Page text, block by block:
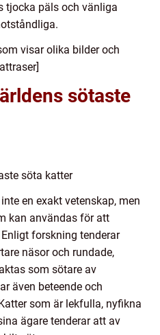
tjocka päls och vänliga
visar olika bilder och
sötaste
söta katter
en exakt vetenskap, men
kan användas för att
forskning tenderar
näsor och rundade,
som sötare av
även beteende och
som är lekfulla, nyfikna
ägare tenderar att av